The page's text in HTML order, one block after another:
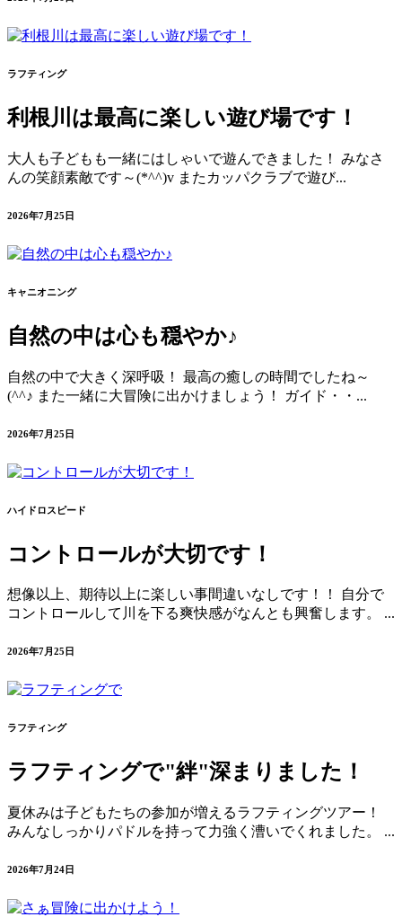
ラフティング
利根川は最高に楽しい遊び場です！
大人も子どもも一緒にはしゃいで遊んできました！ みなさ
んの笑顔素敵です～(*^^)v またカッパクラブで遊び...
2026年7月25日
キャニオニング
自然の中は心も穏やか♪
自然の中で大きく深呼吸！ 最高の癒しの時間でしたね～
(^^♪ また一緒に大冒険に出かけましょう！ ガイド・・...
2026年7月25日
ハイドロスピード
コントロールが大切です！
想像以上、期待以上に楽しい事間違いなしです！！ 自分で
コントロールして川を下る爽快感がなんとも興奮します。 ...
2026年7月25日
ラフティング
ラフティングで"絆"深まりました！
夏休みは子どもたちの参加が増えるラフティングツアー！
みんなしっかりパドルを持って力強く漕いでくれました。 ...
2026年7月24日